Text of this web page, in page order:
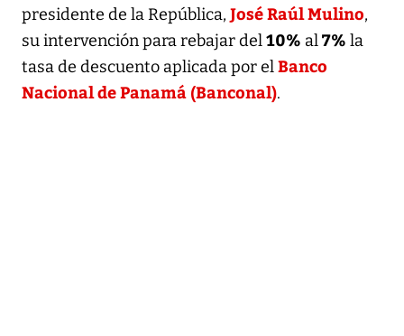
presidente de la República, José Raúl Mulino,
su intervención para rebajar del10% al7% la
tasa de descuento aplicada por elBanco
Nacional de Panamá (Banconal).